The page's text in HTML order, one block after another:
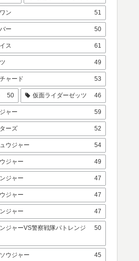
ン 51
ー 50
ス 61
49
ャード 53
50 仮面ライダーゼッツ 46
ャー 59
ーズ 52
ウジャー 54
ジャー 49
ジャー 47
ジャー 47
ジャー 47
ジャーVS警察戦隊パトレンジ
50
ウジャー 45